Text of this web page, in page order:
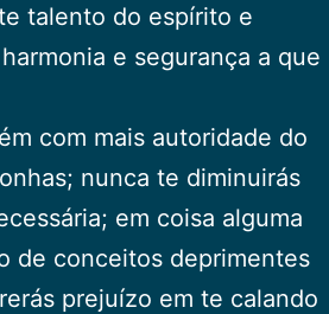
talento do espírito e
e segurança a que
com mais autoridade do
nunca te diminuirás
em coisa alguma
de conceitos deprimentes
prejuízo em te calando